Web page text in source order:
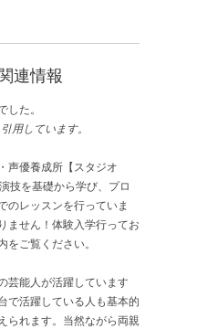
連情報
た。
用しています。
声優養成所【スタジオ
技を基礎から学び、プロ
のレッスンを行っていま
ません！体験入学行ってお
ご覧ください。
芸能人が活躍しています
で活躍している人も基本的
られます。当然ながら両親